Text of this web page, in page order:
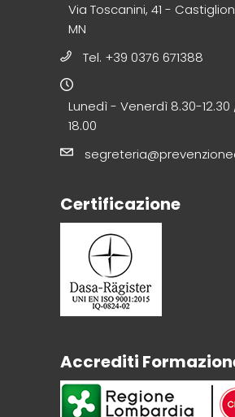
Via Toscanini, 41 -
MN
Tel. +39 0376 671388
Lunedì - Venerdì 8.30-12.30
18.00
Certificazione
Accrediti